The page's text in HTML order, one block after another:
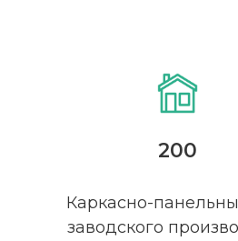
этого
200
Каркасно-
заводского